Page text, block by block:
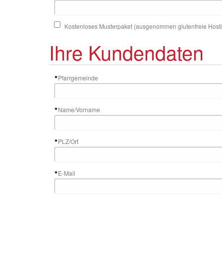
Kostenloses Musterpaket (ausgenommen glutenfreie
Ihre Kundendaten
Pfarrgemeinde
Name/Vorname
PLZ/Ort
E-Mail